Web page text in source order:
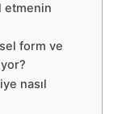
etmenin
form ve
nasıl